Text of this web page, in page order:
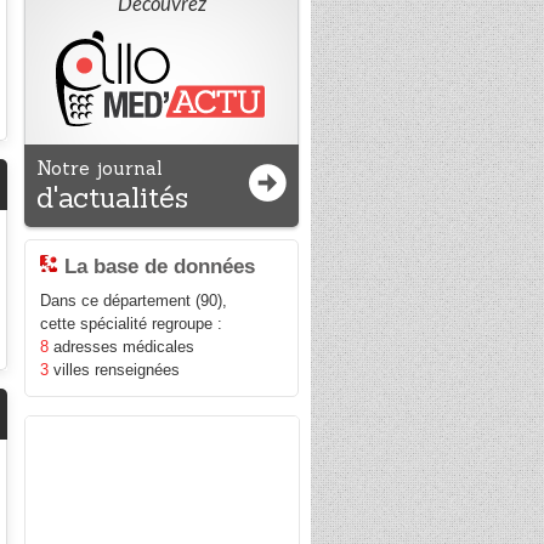
Notre journal
d'actualités
La base de données
Dans ce département (90),
cette spécialité regroupe :
8 adresses médicales
3 villes renseignées